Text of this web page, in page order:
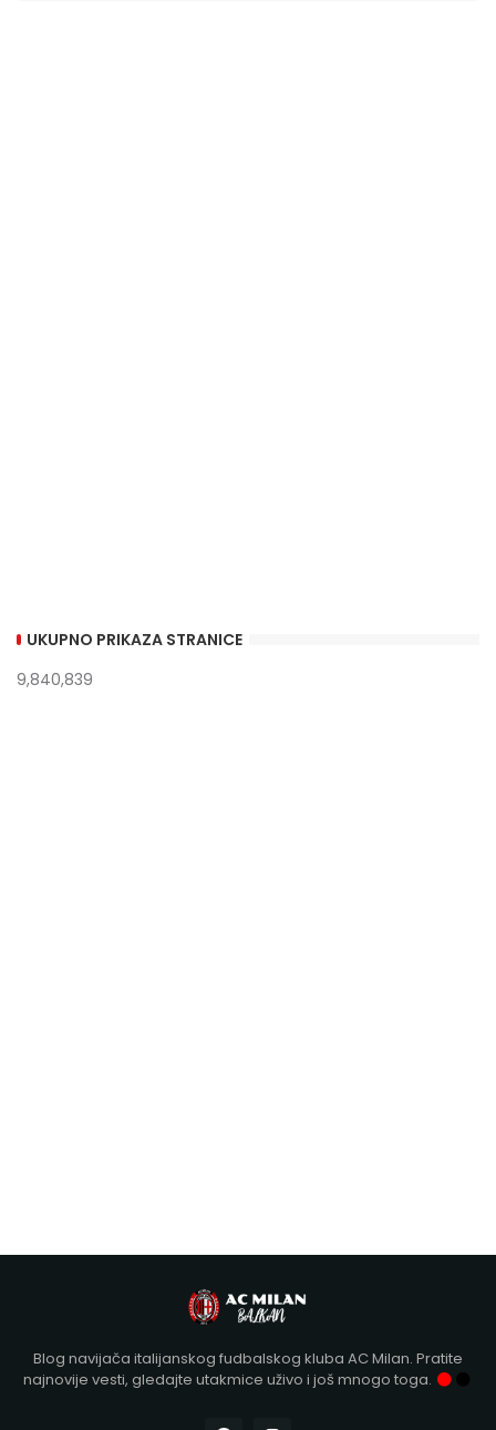
UKUPNO PRIKAZA STRANICE
9,840,839
Blog navijača italijanskog fudbalskog kluba AC Milan. Pratite
najnovije vesti, gledajte utakmice uživo i još mnogo toga.